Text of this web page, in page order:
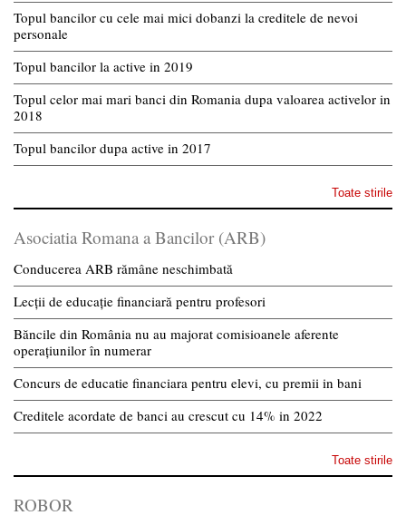
Topul bancilor cu cele mai mici dobanzi la creditele de nevoi
personale
Topul bancilor la active in 2019
Topul celor mai mari banci din Romania dupa valoarea activelor in
2018
Topul bancilor dupa active in 2017
Toate stirile
Asociatia Romana a Bancilor (ARB)
Conducerea ARB rămâne neschimbată
Lecții de educație financiară pentru profesori
Băncile din România nu au majorat comisioanele aferente
operațiunilor în numerar
Concurs de educatie financiara pentru elevi, cu premii in bani
Creditele acordate de banci au crescut cu 14% in 2022
Toate stirile
ROBOR